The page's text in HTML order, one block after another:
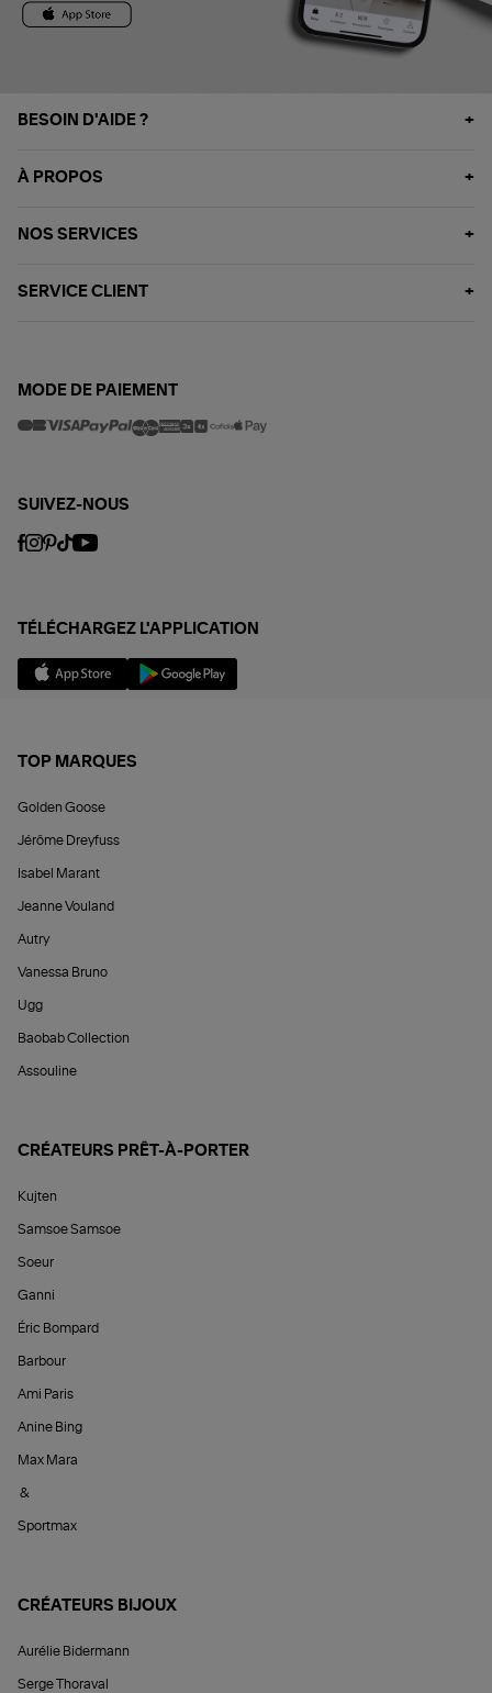
BESOIN D'AIDE ?
À PROPOS
NOS SERVICES
SERVICE CLIENT
MODE DE PAIEMENT
SUIVEZ-NOUS
TÉLÉCHARGEZ L'APPLICATION
TOP MARQUES
Golden Goose
Jérôme Dreyfuss
Isabel Marant
Jeanne Vouland
Autry
Vanessa Bruno
Ugg
Baobab Collection
Assouline
CRÉATEURS PRÊT-À-PORTER
Kujten
Samsoe Samsoe
Soeur
Ganni
Éric Bompard
Barbour
Ami Paris
Anine Bing
Max Mara
&
Sportmax
CRÉATEURS BIJOUX
Aurélie Bidermann
Serge Thoraval